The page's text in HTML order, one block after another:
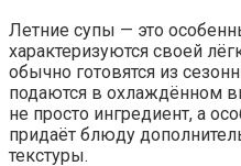
Летние супы — это
характеризуются своей
обычно готовятся из
подаются в охлаждённом
не просто ингредиент, а
придаёт блюду
текстуры.